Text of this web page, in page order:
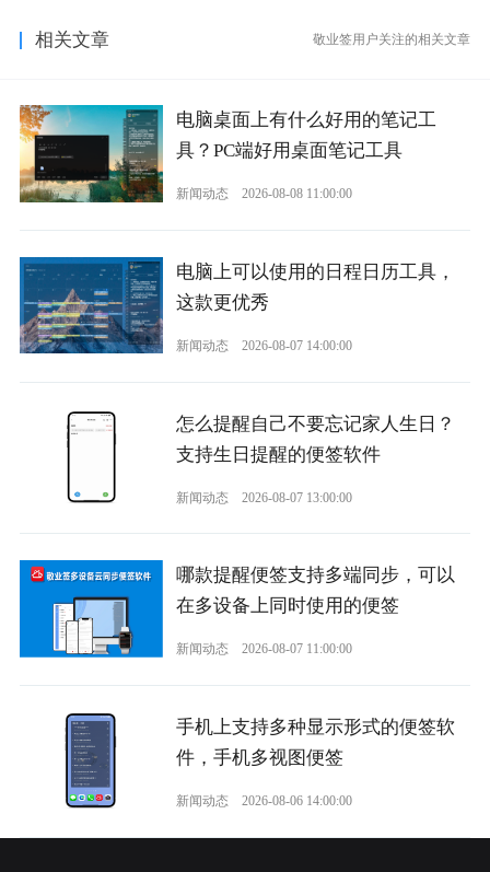
相关文章 敬业签用户关注的相关文章
电脑桌面上有什么好用的笔记工
具？PC端好用桌面笔记工具
新闻动态 2026-08-08 11:00:00
电脑上可以使用的日程日历工具，
这款更优秀
新闻动态 2026-08-07 14:00:00
怎么提醒自己不要忘记家人生日？
支持生日提醒的便签软件
新闻动态 2026-08-07 13:00:00
哪款提醒便签支持多端同步，可以
在多设备上同时使用的便签
新闻动态 2026-08-07 11:00:00
手机上支持多种显示形式的便签软
件，手机多视图便签
新闻动态 2026-08-06 14:00:00